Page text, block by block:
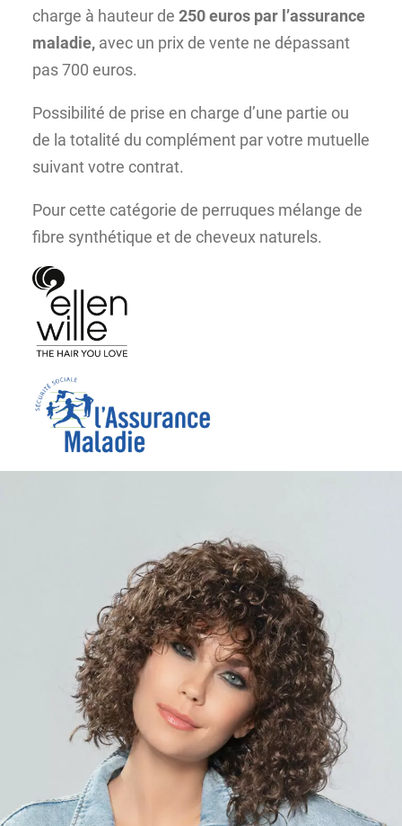
charge à hauteur de 250 euros par l’assurance
maladie,avec un prix de vente ne dépassant
pas 700 euros.
Possibilité de prise en charge d’une partie ou
de la totalité du complément par votre mutuelle
suivant votre contrat.
Pour cette catégorie de perruques mélange de
fibre synthétique et de cheveux naturels.